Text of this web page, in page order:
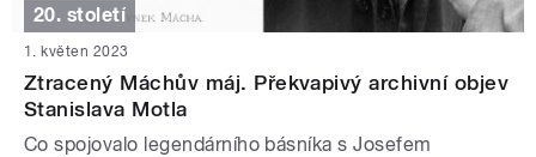
20. století
1. květen 2023
Ztracený Máchův máj. Překvapivý archivní objev
Stanislava Motla
Co spojovalo legendárního básníka s Josefem